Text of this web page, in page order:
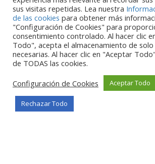
Financiado por la Unión Europea –
embargo, los puntos de vista y las
opiniones expresadas son únicamente los
no reflejan necesariamente los de
la Unión Europea o la Comisión Europea. Ni
la Comisión Europea pueden ser
consideradas responsables de las mismas.
sus visitas repetidas. Lea nuestra
de las cookies para obtener más
"Configuración de Cookies" para
consentimiento controlado. Al hacer clic
Todo", acepta el almacenamiento de solo
necesarias. Al hacer clic en "Aceptar
de TODAS las cookies.
Configuración de Cookies
Aceptar Todo
Rechazar Todo